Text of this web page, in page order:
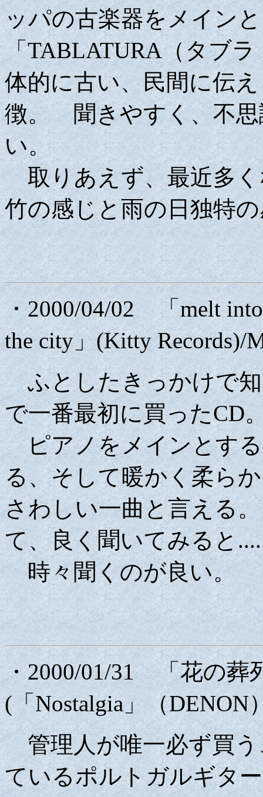
ッパの古楽器をメイン
「TABLATURA（タブ
体的に古い、民間に伝
徴。 聞きやすく、不思
い。
取りあえず、最近多く
竹の感じと雨の日独特
・2000/04/02 「melt into
the city」(Kitty Records)/
ふとしたきっかけで知
で一番最初に買ったCD
ピアノをメインとする
る、そして暖かく柔ら
さわしい一曲と言える
て、良く聞いてみると
時々聞くのが良い。
・2000/01/31 「花の葬
(「Nostalgia」（DENON
管理人が唯一必ず買う
ているポルトガルギタ